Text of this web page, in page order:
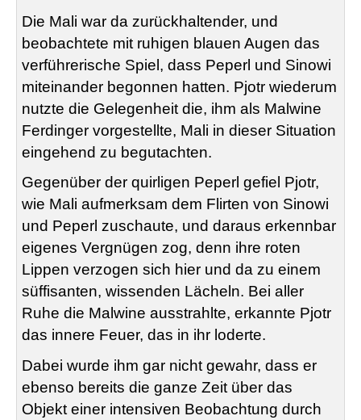
Die Mali war da zurückhaltender, und
beobachtete mit ruhigen blauen Augen das
verführerische Spiel, dass Peperl und Sinowi
miteinander begonnen hatten. Pjotr wiederum
nutzte die Gelegenheit die, ihm als Malwine
Ferdinger vorgestellte, Mali in dieser Situation
eingehend zu begutachten.
Gegenüber der quirligen Peperl gefiel Pjotr,
wie Mali aufmerksam dem Flirten von Sinowi
und Peperl zuschaute, und daraus erkennbar
eigenes Vergnügen zog, denn ihre roten
Lippen verzogen sich hier und da zu einem
süffisanten, wissenden Lächeln. Bei aller
Ruhe die Malwine ausstrahlte, erkannte Pjotr
das innere Feuer, das in ihr loderte.
Dabei wurde ihm gar nicht gewahr, dass er
ebenso bereits die ganze Zeit über das
Objekt einer intensiven Beobachtung durch